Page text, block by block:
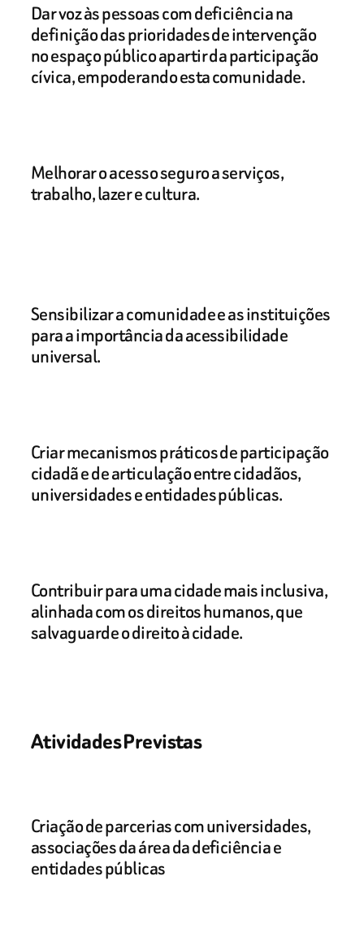
Dar voz às pessoas com deficiência na
definição das prioridades de intervenção
no espaço público apartir da participação
cívica, empoderando esta comunidade.
Melhorar o acesso seguro a serviços,
trabalho, lazer e cultura.
Sensibilizar a comunidade e as instituições
para a importância da acessibilidade
universal.
Criar mecanismos práticos de participação
cidadã e de articulação entre cidadãos,
universidades e entidades públicas.
Contribuir para uma cidade mais inclusiva,
alinhada com os direitos humanos, que
salvaguarde o direito à cidade.
Atividades Previstas
Criação de parcerias com universidades,
associações da área da deficiência e
entidades públicas